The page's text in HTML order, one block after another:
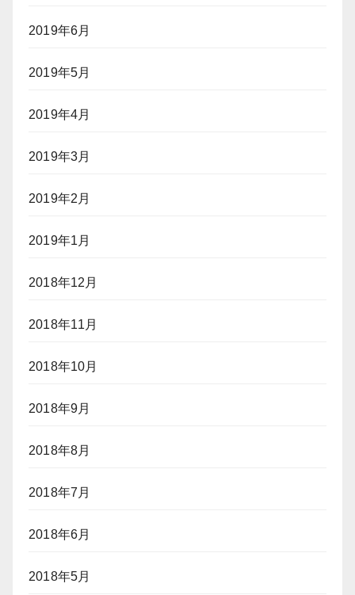
2019年6月
2019年5月
2019年4月
2019年3月
2019年2月
2019年1月
2018年12月
2018年11月
2018年10月
2018年9月
2018年8月
2018年7月
2018年6月
2018年5月